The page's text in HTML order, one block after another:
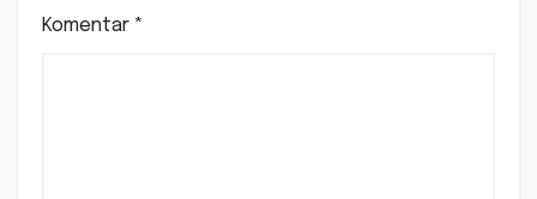
Komentar *